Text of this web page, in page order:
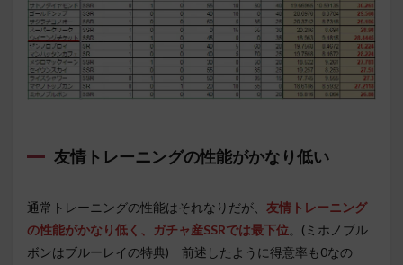
友情トレーニングの性能がかなり低い
通常トレーニングの性能はそれなりだが、 友情トレーニング
の性能がかなり低く、ガチャ産SSRでは最下位。(ミホノブル
ボンはブルーレイの特典) 前述したように得意率も0なの